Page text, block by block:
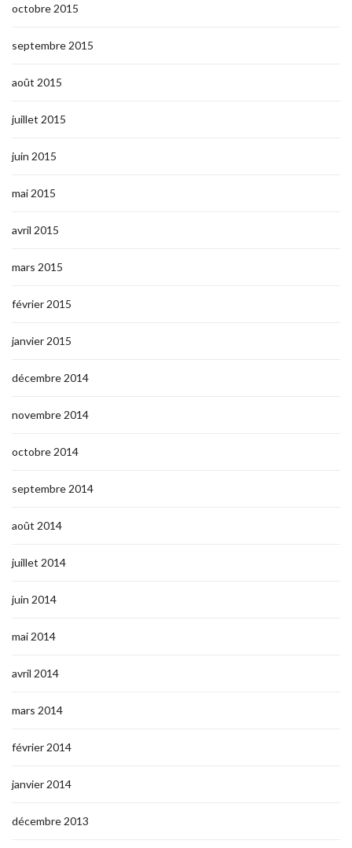
octobre 2015
septembre 2015
août 2015
juillet 2015
juin 2015
mai 2015
avril 2015
mars 2015
février 2015
janvier 2015
décembre 2014
novembre 2014
octobre 2014
septembre 2014
août 2014
juillet 2014
juin 2014
mai 2014
avril 2014
mars 2014
février 2014
janvier 2014
décembre 2013